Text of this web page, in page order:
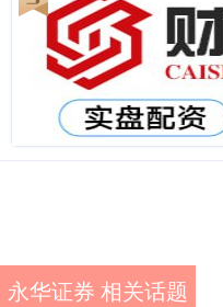
永华证券 相关话题